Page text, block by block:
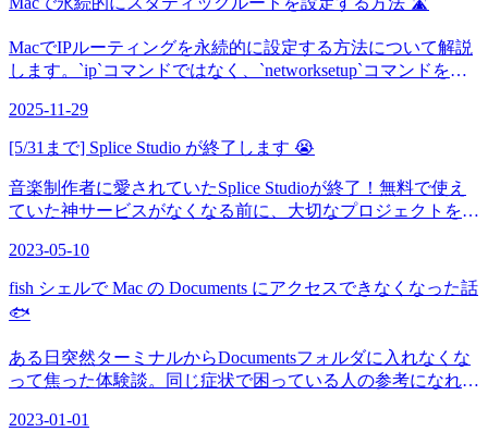
MacでIPルーティングを永続的に設定する方法について解説
します。`ip`コマンドではなく、`networksetup`コマンドを使
2025-11-29
[5/31まで] Splice Studio が終了します 😭
音楽制作者に愛されていたSplice Studioが終了！無料で使え
ていた神サービスがなくなる前に、大切なプロジェクトを救
2023-05-10
fish シェルで Mac の Documents にアクセスできなくなった話
🐟
ある日突然ターミナルからDocumentsフォルダに入れなくな
って焦った体験談。同じ症状で困っている人の参考になれ
2023-01-01